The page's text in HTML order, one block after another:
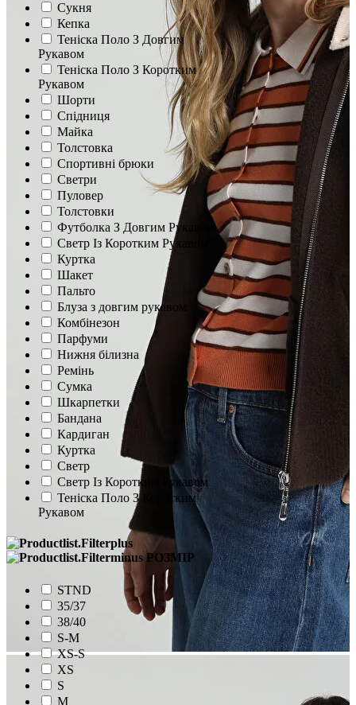
Сукня
Кепка
Теніска Поло З Довгим
Рукавом
Теніска Поло З Коротким
Рукавом
Шорти
Спідниця
Майка
Толстовка
Спортивні брюки
Светри
Пуловер
Толстовки
Футболка З Довгим Рукавом
Светр Із Коротким Рукавом
Куртка
Шакет
Пальто
Блуза з довгим рукавом
Комбінезон
Парфуми
Нижня білизна
Ремінь
Сумка
Шкарпетки
Бандана
Кардиган
Куртка
Светр
Светр Із Коротким Рукавом
Теніска Поло З Коротким
Рукавом
РОЗМІР
STND
35/37
38/40
S-M
XS-S
XS
S
M